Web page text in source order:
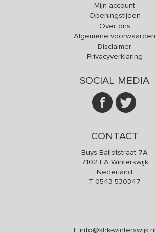
Mijn account
Openingstijden
Over ons
Algemene voorwaarden
Disclaimer
Privacyverklaring
SOCIAL MEDIA
CONTACT
Buys Ballotstraat 7A
7102 EA Winterswijk
Nederland
T 0543-530347
E info@khk-winterswijk.nl